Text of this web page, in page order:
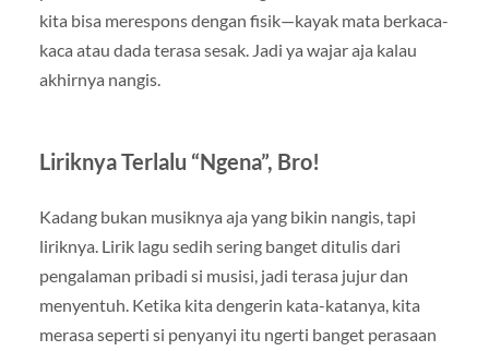
kita bisa merespons dengan fisik—kayak mata berkaca-
kaca atau dada terasa sesak. Jadi ya wajar aja kalau
akhirnya nangis.
Liriknya Terlalu “Ngena”, Bro!
Kadang bukan musiknya aja yang bikin nangis, tapi
liriknya. Lirik lagu sedih sering banget ditulis dari
pengalaman pribadi si musisi, jadi terasa jujur dan
menyentuh. Ketika kita dengerin kata-katanya, kita
merasa seperti si penyanyi itu ngerti banget perasaan